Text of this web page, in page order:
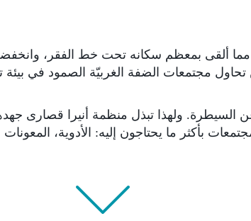
شهد لبنان انهياراً حاداً في قيمة عملتها منذ 2019 مما ألقى بمعظم
ولهذا تبذل منظمة أنيرا قصارى
بأكثر ما يحتاجون إليه: الأدوية، المعونات